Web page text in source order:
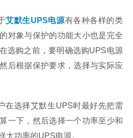
艾默生UPS电源有各种各样的类
对象与保护的功能大小也是完全
选购之前，要明确选购UPS电源
后根据保护要求，选择与实际应
选择艾默生UPS时最好先把需
一下，然后选择一个功率至少和
大功率的UPS电源。